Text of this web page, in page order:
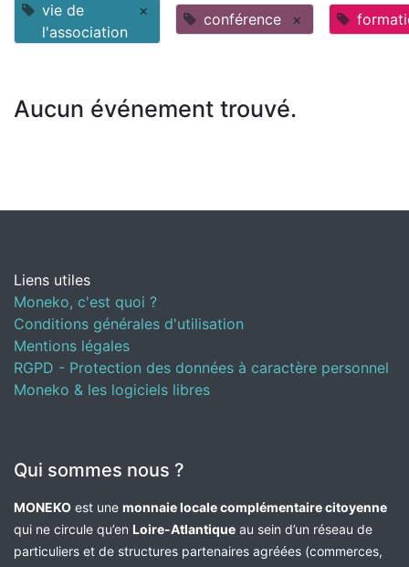
vie de
l'association
× conférence ×
Aucun événement trouvé.
Liens utiles
Moneko, c'est quoi ?
Conditions générales d'utilisation
Mentions légales
RGPD - Protection des données à caractère personnel
Moneko & les logiciels libres
Qui sommes nous ?
MONEKO est une monnaie locale complémentaire citoyenne
qui ne circule qu’en Loire-Atlantique au sein d’un réseau de
particuliers et de structures partenaires agréées (commerces,